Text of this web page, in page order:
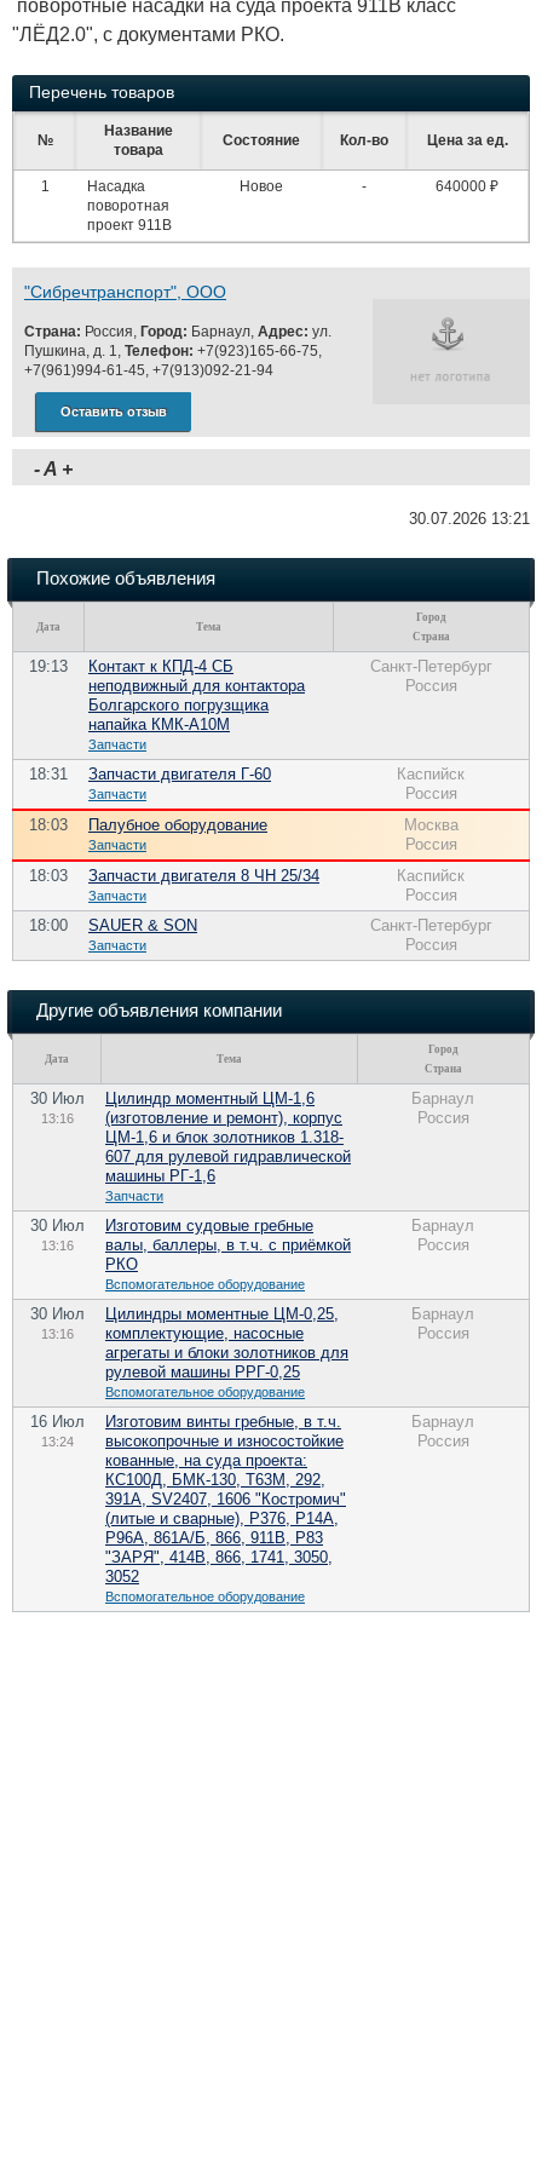
поворотные насадки на суда проекта 911В класс
"ЛЁД2.0", с документами РКО.
Перечень товаров
№
Название
товара
Состояние Кол-во Цена за ед.
1
Насадка
поворотная
проект 911В
Новое - 640000 ₽
"Сибречтранспорт", ООО
Страна: Россия, Город: Барнаул, Адрес: ул.
Пушкина, д. 1, Телефон: +7(923)165-66-75,
+7(961)994-61-45, +7(913)092-21-94
Оставить отзыв
-A +
30.07.2026 13:21
Похожие объявления
Дата Тема
Город
Страна
19:13
Контакт к КПД-4 СБ
неподвижный для контактора
Болгарского погрузщика
напайка КМК-А10М
Запчасти
Санкт-Петербург
Россия
18:31 Запчасти двигателя Г-60
Запчасти
Каспийск
Россия
18:03
Палубное оборудование
Запчасти
Москва
Россия
18:03
Запчасти двигателя 8 ЧН 25/34
Запчасти
Каспийск
Россия
18:00
SAUER & SON
Запчасти
Санкт-Петербург
Россия
Другие объявления компании
Дата Тема
Город
Страна
30 Июл
13:16
Цилиндр моментный ЦМ-1,6
(изготовление и ремонт), корпус
ЦМ-1,6 и блок золотников 1.318-
607 для рулевой гидравлической
машины РГ-1,6
Запчасти
Барнаул
Россия
30 Июл
13:16
Изготовим судовые гребные
валы, баллеры, в т.ч. с приёмкой
РКО
Вспомогательное оборудование
Барнаул
Россия
30 Июл
13:16
Цилиндры моментные ЦМ-0,25,
комплектующие, насосные
агрегаты и блоки золотников для
рулевой машины РРГ-0,25
Вспомогательное оборудование
Барнаул
Россия
16 Июл
13:24
Изготовим винты гребные, в т.ч.
высокопрочные и износостойкие
кованные, на суда проекта:
КС100Д, БМК-130, Т63М, 292,
391А, SV2407, 1606 "Костромич"
(литые и сварные), Р376, Р14А,
Р96А, 861А/Б, 866, 911В, Р83
"ЗАРЯ", 414В, 866, 1741, 3050,
3052
Вспомогательное оборудование
Барнаул
Россия